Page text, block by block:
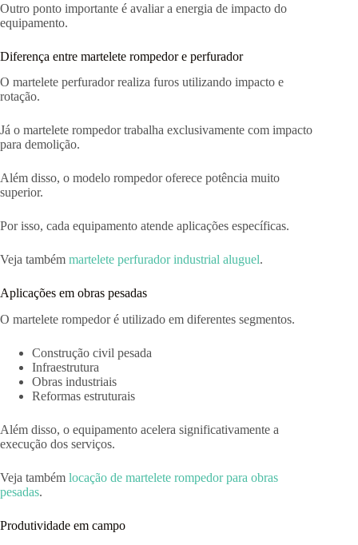
Outro ponto importante é avaliar a energia de impacto do
equipamento.
Diferença entre martelete rompedor e perfurador
O martelete perfurador realiza furos utilizando impacto e
rotação.
Já o martelete rompedor trabalha exclusivamente com impacto
para demolição.
Além disso, o modelo rompedor oferece potência muito
superior.
Por isso, cada equipamento atende aplicações específicas.
Veja também martelete perfurador industrial aluguel.
Aplicações em obras pesadas
O martelete rompedor é utilizado em diferentes segmentos.
Construção civil pesada
Infraestrutura
Obras industriais
Reformas estruturais
Além disso, o equipamento acelera significativamente a
execução dos serviços.
Veja também locação de martelete rompedor para obras
pesadas.
Produtividade em campo